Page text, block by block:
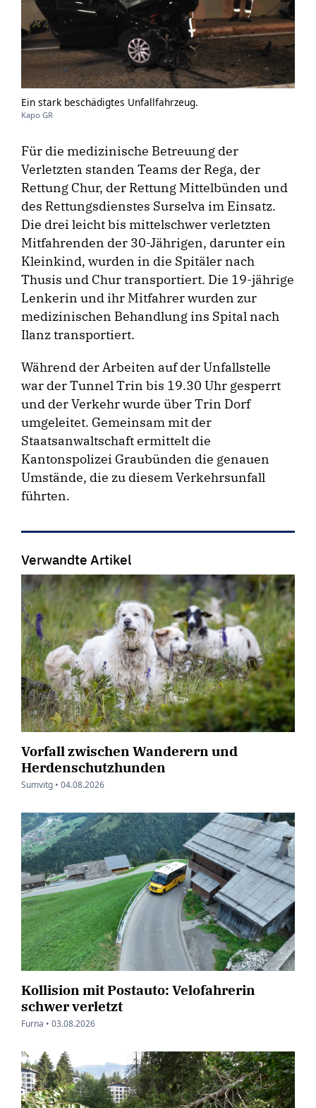
Ein stark beschädigtes Unfallfahrzeug.
Kapo GR
Für die medizinische Betreuung der
Verletzten standen Teams der Rega, der
Rettung Chur, der Rettung Mittelbünden und
des Rettungsdienstes Surselva im Einsatz.
Die drei leicht bis mittelschwer verletzten
Mitfahrenden der 30-Jährigen, darunter ein
Kleinkind, wurden in die Spitäler nach
Thusis und Chur transportiert. Die 19-jährige
Lenkerin und ihr Mitfahrer wurden zur
medizinischen Behandlung ins Spital nach
Ilanz transportiert.
Während der Arbeiten auf der Unfallstelle
war der Tunnel Trin bis 19.30 Uhr gesperrt
und der Verkehr wurde über Trin Dorf
umgeleitet. Gemeinsam mit der
Staatsanwaltschaft ermittelt die
Kantonspolizei Graubünden die genauen
Umstände, die zu diesem Verkehrsunfall
führten.
Verwandte Artikel
Vorfall zwischen Wanderern und
Herdenschutzhunden
Sumvitg • 04.08.2026
Kollision mit Postauto: Velofahrerin
schwer verletzt
Furna • 03.08.2026